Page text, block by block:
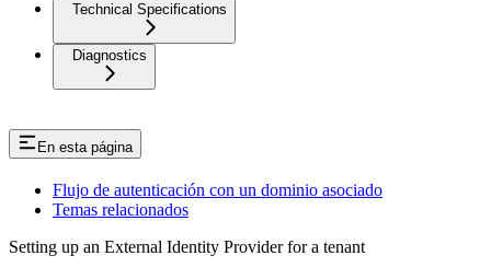
Technical Specifications
Diagnostics
En esta página
Flujo de autenticación con un dominio asociado
Temas relacionados
Setting up an External Identity Provider for a tenant